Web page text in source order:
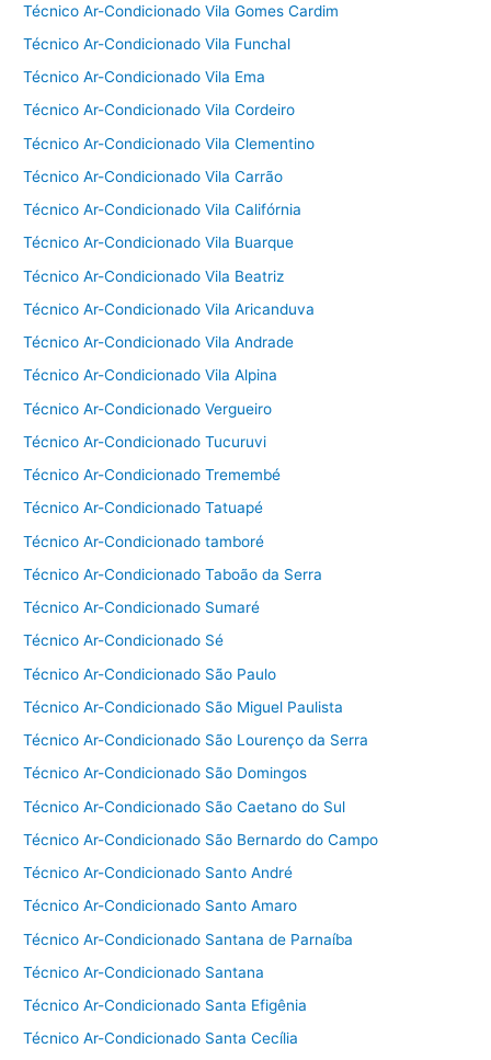
Técnico Ar-Condicionado Vila Gomes Cardim
Técnico Ar-Condicionado Vila Funchal
Técnico Ar-Condicionado Vila Ema
Técnico Ar-Condicionado Vila Cordeiro
Técnico Ar-Condicionado Vila Clementino
Técnico Ar-Condicionado Vila Carrão
Técnico Ar-Condicionado Vila Califórnia
Técnico Ar-Condicionado Vila Buarque
Técnico Ar-Condicionado Vila Beatriz
Técnico Ar-Condicionado Vila Aricanduva
Técnico Ar-Condicionado Vila Andrade
Técnico Ar-Condicionado Vila Alpina
Técnico Ar-Condicionado Vergueiro
Técnico Ar-Condicionado Tucuruvi
Técnico Ar-Condicionado Tremembé
Técnico Ar-Condicionado Tatuapé
Técnico Ar-Condicionado tamboré
Técnico Ar-Condicionado Taboão da Serra
Técnico Ar-Condicionado Sumaré
Técnico Ar-Condicionado Sé
Técnico Ar-Condicionado São Paulo
Técnico Ar-Condicionado São Miguel Paulista
Técnico Ar-Condicionado São Lourenço da Serra
Técnico Ar-Condicionado São Domingos
Técnico Ar-Condicionado São Caetano do Sul
Técnico Ar-Condicionado São Bernardo do Campo
Técnico Ar-Condicionado Santo André
Técnico Ar-Condicionado Santo Amaro
Técnico Ar-Condicionado Santana de Parnaíba
Técnico Ar-Condicionado Santana
Técnico Ar-Condicionado Santa Efigênia
Técnico Ar-Condicionado Santa Cecília